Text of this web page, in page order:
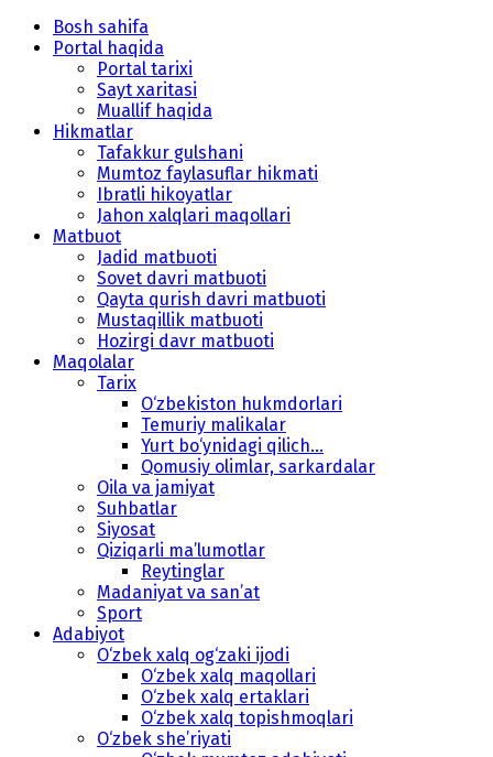
Bosh sahifa
Portal haqida
Portal tarixi
Sayt xaritasi
Muallif haqida
Hikmatlar
Tafakkur gulshani
Mumtoz faylasuflar hikmati
Ibratli hikoyatlar
Jahon xalqlari maqollari
Matbuot
Jadid matbuoti
Sovet davri matbuoti
Qayta qurish davri matbuoti
Mustaqillik matbuoti
Hozirgi davr matbuoti
Maqolalar
Tarix
O‘zbekiston hukmdorlari
Temuriy malikalar
Yurt bo‘ynidagi qilich...
Qomusiy olimlar, sarkardalar
Oila va jamiyat
Suhbatlar
Siyosat
Qiziqarli ma’lumotlar
Reytinglar
Madaniyat va san’at
Sport
Adabiyot
O‘zbek xalq og‘zaki ijodi
O‘zbek xalq maqollari
O‘zbek xalq ertaklari
O‘zbek xalq topishmoqlari
O‘zbek she’riyati